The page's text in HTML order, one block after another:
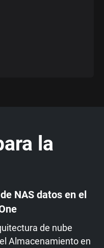
la
NAS datos en el
de nube
Almacenamiento en